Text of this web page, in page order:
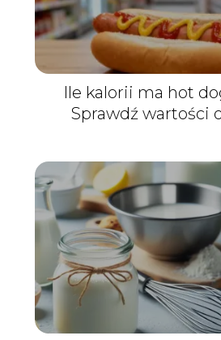
Ile kalorii ma hot
Sprawdź wartości